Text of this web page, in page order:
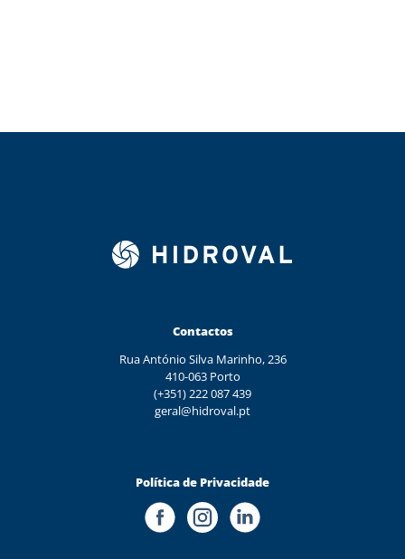
Contactos
Rua António Silva Marinho, 236
410-063 Porto
(+351) 222 087 439
geral@hidroval.pt
Política de Privacidade